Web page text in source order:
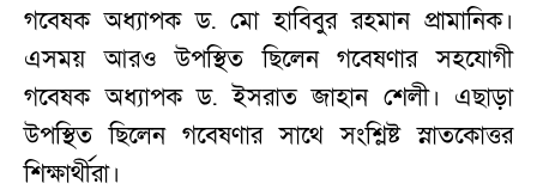
গবেষক অধ্যাপক ড. মো হাবিবুর রহমান প্রামানিক।
এসময় আরও উপস্থিত ছিলেন গবেষণার সহযোগী
গবেষক অধ্যাপক ড. ইসরাত জাহান শেলী। এছাড়া
উপস্থিত ছিলেন গবেষণার সাথে সংশ্লিষ্ট স্নাতকোত্তর
শিক্ষার্থীরা।